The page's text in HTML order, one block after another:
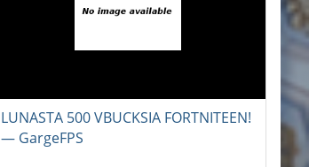
LUNASTA 500 VBUCKSIA FORTNITEEN!
― GargeFPS